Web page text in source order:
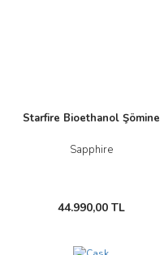
Starfire Bioethanol Şömine
Sapphire
44.990,00 TL